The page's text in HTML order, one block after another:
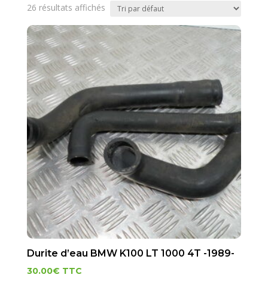
26 résultats affichés
Durite d’eau BMW K100 LT 1000 4T -1989-
30.00€ TTC